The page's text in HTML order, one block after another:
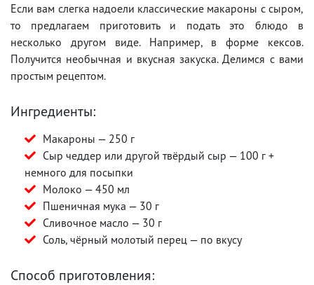
Если вам слегка надоели классические макароны с сыром,
то предлагаем приготовить и подать это блюдо в
несколько другом виде. Например, в форме кексов.
Получится необычная и вкусная закуска. Делимся с вами
простым рецептом.
Ингредиенты:
Макароны — 250 г
Сыр чеддер или другой твёрдый сыр — 100 г +
немного для посыпки
Молоко — 450 мл
Пшеничная мука — 30 г
Сливочное масло — 30 г
Соль, чёрный молотый перец — по вкусу
Способ приготовления: